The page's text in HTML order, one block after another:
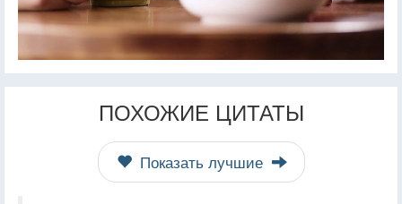
ПОХОЖИЕ ЦИТАТЫ
Показать лучшие